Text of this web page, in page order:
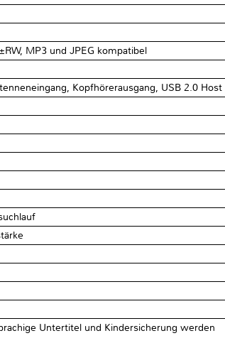
MP3 und JPEG kompatibel
Kopfhörerausgang, USB 2.0 Host
Untertitel und Kindersicherung werden